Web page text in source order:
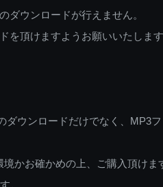
ダウンロードが行えません。
を頂けますようお願いいたします
ウンロードだけでなく、MP3
かお確かめの上、ご購入頂けま
。